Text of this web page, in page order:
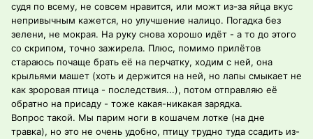
судя по всему, не совсем нравится, или можт из-за яйца вкус
непривычным кажется, но улучшение налицо. Погадка без
зелени, не мокрая. На руку снова хорошо идёт - а то до этого
со скрипом, точно зажирела. Плюс, помимо прилётов
стараюсь почаще брать её на перчатку, ходим с ней, она
крыльями машет (хоть и держится на ней, но лапы смыкает не
как зроровая птица - последствия...), потом отправляю её
обратно на присаду - тоже какая-никакая зарядка.
Вопрос такой. Мы парим ноги в кошачем лотке (на дне
травка), но это не очень удобно, птицу трудно туда ссадить из-